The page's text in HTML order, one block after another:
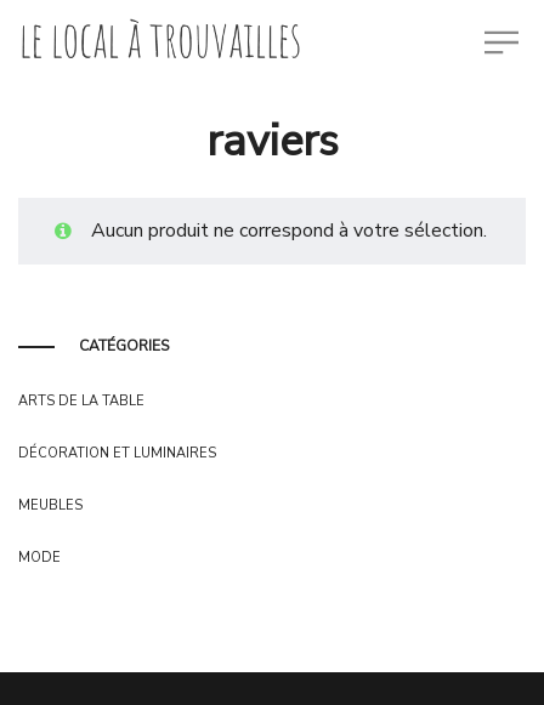
raviers
Aucun produit ne correspond à votre sélection.
CATÉGORIES
ARTS DE LA TABLE
DÉCORATION ET LUMINAIRES
MEUBLES
MODE